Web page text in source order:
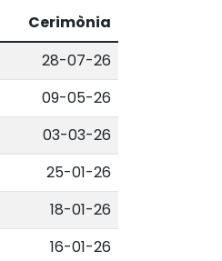
Cerimònia
28-07-26
09-05-26
03-03-26
25-01-26
18-01-26
16-01-26